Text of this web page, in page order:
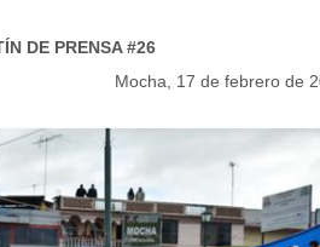
DE PRENSA #26
Mocha, 17 de febrero de